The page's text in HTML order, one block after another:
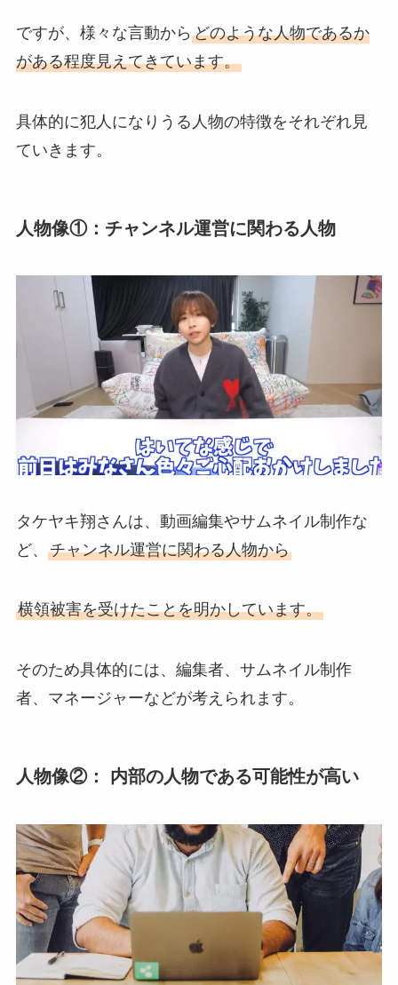
ですが、様々な言動から どのような人物であるか
がある程度見えてきています。
具体的に犯人になりうる人物の特徴をそれぞれ見
ていきます。
人物像①：チャンネル運営に関わる人物
タケヤキ翔さんは、動画編集やサムネイル制作な
ど、 チャンネル運営に関わる人物から
横領被害を受けたことを明かしています。
そのため具体的には、編集者、サムネイル制作
者、マネージャーなどが考えられます。
人物像②： 内部の人物である可能性が高い